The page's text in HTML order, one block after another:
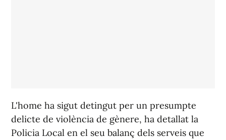
L'home ha sigut detingut per un presumpte
delicte de violència de gènere, ha detallat la
Policia Local en el seu balanç dels serveis que